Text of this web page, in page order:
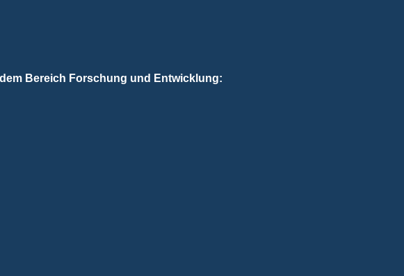
Bereich Forschung und Entwicklung: